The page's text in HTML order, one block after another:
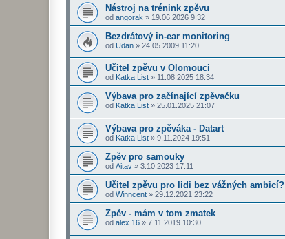
Nástroj na trénink zpěvu
od angorak » 19.06.2026 9:32
Bezdrátový in-ear monitoring
od Udan » 24.05.2009 11:20
Učitel zpěvu v Olomouci
od Katka List » 11.08.2025 18:34
Výbava pro začínající zpěvačku
od Katka List » 25.01.2025 21:07
Výbava pro zpěváka - Datart
od Katka List » 9.11.2024 19:51
Zpěv pro samouky
od Aitav » 3.10.2023 17:11
Učitel zpěvu pro lidi bez vážných ambicí?
od Winncent » 29.12.2021 23:22
Zpěv - mám v tom zmatek
od alex.16 » 7.11.2019 10:30